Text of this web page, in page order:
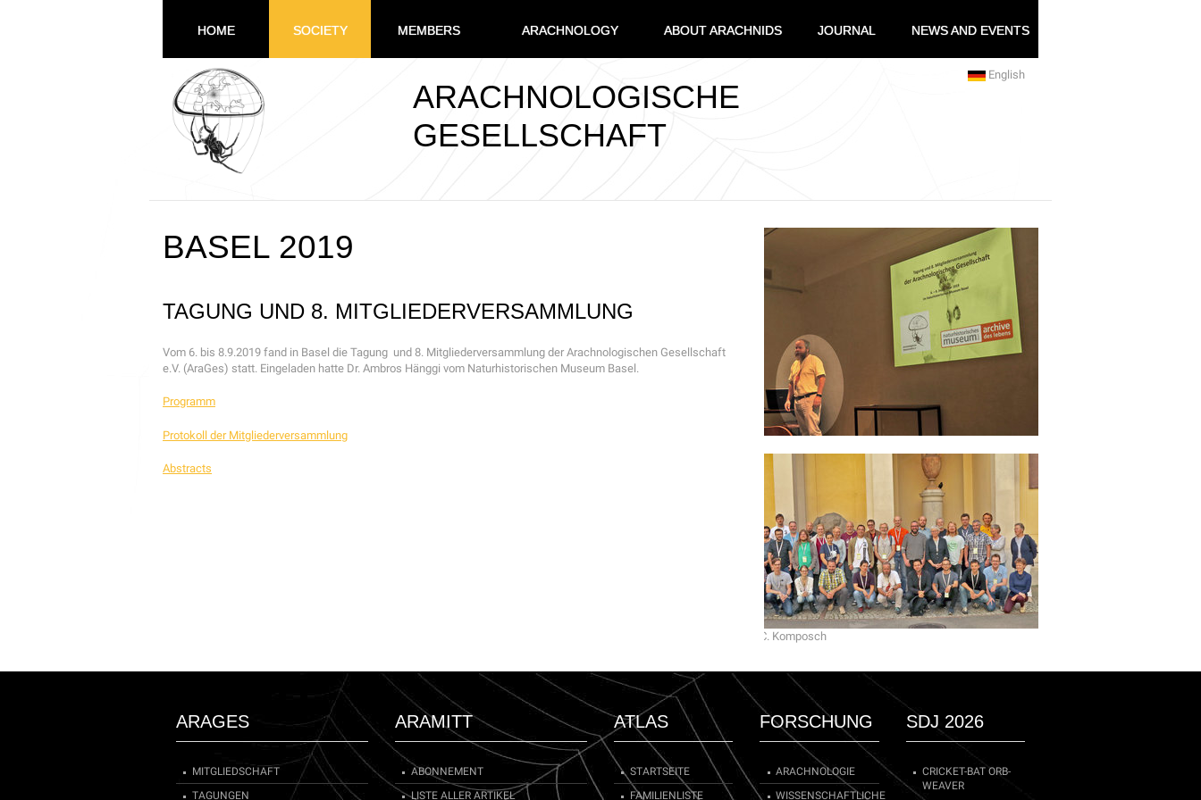
HOME SOCIETY MEMBERS ARACHNOLOGY ABOUT ARACHNIDS JOURNAL NEWS AND EVENTS
ARACHNOLOGISCHE
GESELLSCHAFT
English
BASEL 2019
TAGUNG UND 8. MITGLIEDERVERSAMMLUNG
Vom 6. bis 8.9.2019 fand in Basel die Tagung und 8. Mitgliederversammlung der Arachnologischen Gesellschaft
e.V. (AraGes) statt. Eingeladen hatte Dr. Ambros Hänggi vom Naturhistorischen Museum Basel.
Programm
Protokoll der Mitgliederversammlung
Abstracts
Fotos: C. Komposch
ARAGES
MITGLIEDSCHAFT
TAGUNGEN
ARAMITT
ABONNEMENT
LISTE ALLER ARTIKEL
ATLAS
STARTSEITE
FAMILIENLISTE
FORSCHUNG
ARACHNOLOGIE
WISSENSCHAFTLICHE
SDJ 2026
CRICKET-BAT ORB-
WEAVER